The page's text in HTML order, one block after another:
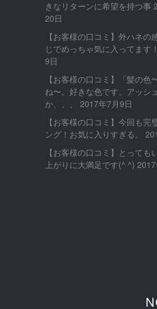
きなリターンに希望を持つ事
20日
【お客様の口コミ】外ハネの
じでめっちゃ気に入ってます！
9日
【お客様の口コミ】「髪の色
ね〜。好きな色です。アッシ
か、、、
2017年7月9日
【お客様の口コミ】今回も完
ング！お気に入りすぎる。
【お客様の口コミ】とっても
上がりに大満足です(^ ^)